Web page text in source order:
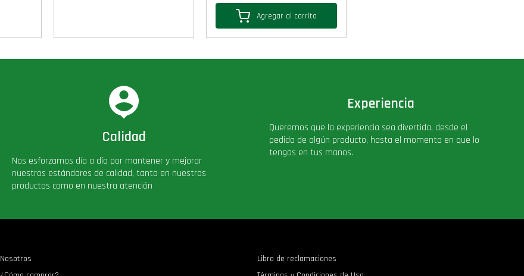
Agregar al carrito
Calidad
Nos esforzamos día a día por mantener y mejorar
nuestros estándares de calidad, tanto en nuestros
productos como en nuestra atención
Experiencia
Queremos que la experiencia sea divertida, desde el
pedido de algún producto, hasta el momento en que lo
tengas en tus manos.
Nosotros
Libro de reclamaciones